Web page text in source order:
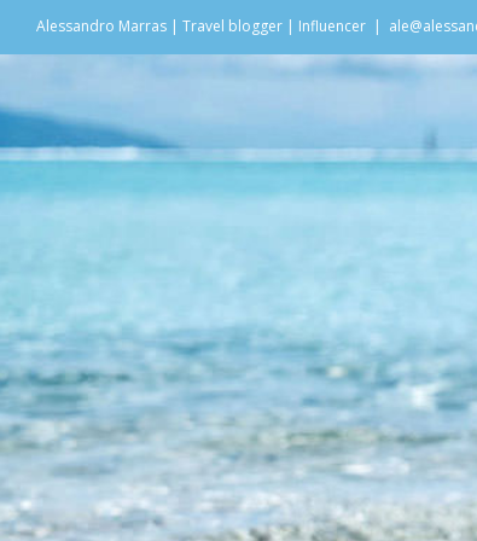
al
Alessandro Marras | Travel blogger | Influencer |